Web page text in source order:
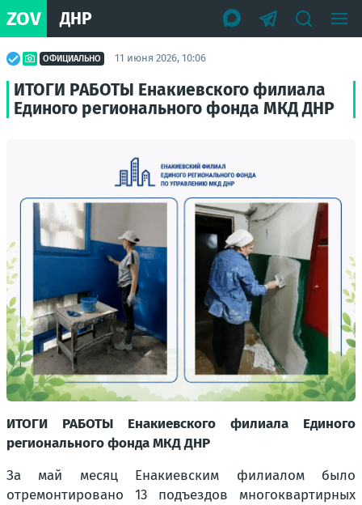
ZOV ДНР
ОФИЦИАЛЬНО 11 июня 2026, 10:06
ИТОГИ РАБОТЫ Енакиевского филиала
Единого регионального фонда МКД ДНР
ИТОГИ РАБОТЫ Енакиевского филиала Единого
регионального фонда МКД ДНР
За май месяц Енакиевским филиалом было
отремонтировано 13 подъездов многоквартирных